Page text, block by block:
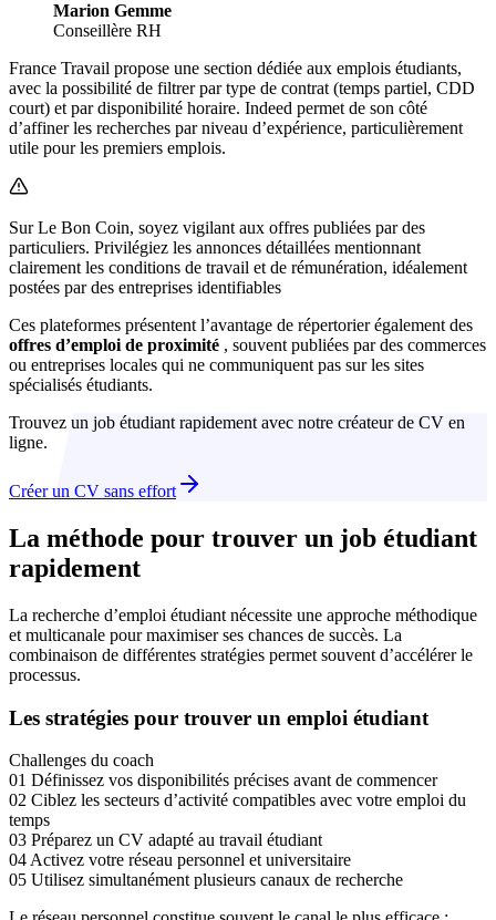
Marion Gemme
Conseillère RH
France Travail propose une section dédiée aux emplois étudiants,
avec la possibilité de filtrer par type de contrat (temps partiel, CDD
court) et par disponibilité horaire. Indeed permet de son côté
d’affiner les recherches par niveau d’expérience, particulièrement
utile pour les premiers emplois.
Sur Le Bon Coin, soyez vigilant aux offres publiées par des
particuliers. Privilégiez les annonces détaillées mentionnant
clairement les conditions de travail et de rémunération, idéalement
postées par des entreprises identifiables
Ces plateformes présentent l’avantage de répertorier également des
offres d’emploi de proximité , souvent publiées par des commerces
ou entreprises locales qui ne communiquent pas sur les sites
spécialisés étudiants.
Trouvez un job étudiant rapidement avec notre créateur de CV en
ligne.
Créer un CV sans effort
La méthode pour trouver un job étudiant
rapidement
La recherche d’emploi étudiant nécessite une approche méthodique
et multicanale pour maximiser ses chances de succès. La
combinaison de différentes stratégies permet souvent d’accélérer le
processus.
Les stratégies pour trouver un emploi étudiant
Challenges du coach
01 Définissez vos disponibilités précises avant de commencer
02 Ciblez les secteurs d’activité compatibles avec votre emploi du
temps
03 Préparez un CV adapté au travail étudiant
04 Activez votre réseau personnel et universitaire
05 Utilisez simultanément plusieurs canaux de recherche